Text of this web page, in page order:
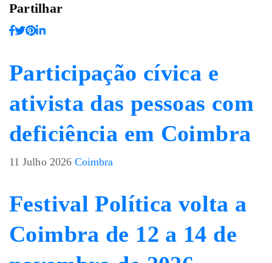
Partilhar
Participação cívica e
ativista das pessoas com
deficiência em Coimbra
11 Julho 2026 Coimbra
Festival Política volta a
Coimbra de 12 a 14 de